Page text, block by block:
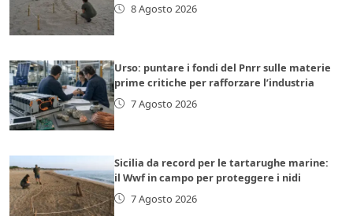
8 Agosto 2026
Urso: puntare i fondi del Pnrr sulle materie
prime critiche per rafforzare l’industria
7 Agosto 2026
Sicilia da record per le tartarughe marine:
il Wwf in campo per proteggere i nidi
7 Agosto 2026